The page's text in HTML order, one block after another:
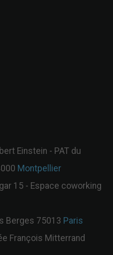
Einstein - PAT du
Montpellier
15 - Espace coworking
Berges 75013 Paris
François Mitterrand